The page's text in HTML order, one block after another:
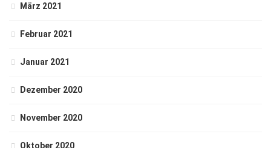
März 2021
Februar 2021
Januar 2021
Dezember 2020
November 2020
Oktober 2020